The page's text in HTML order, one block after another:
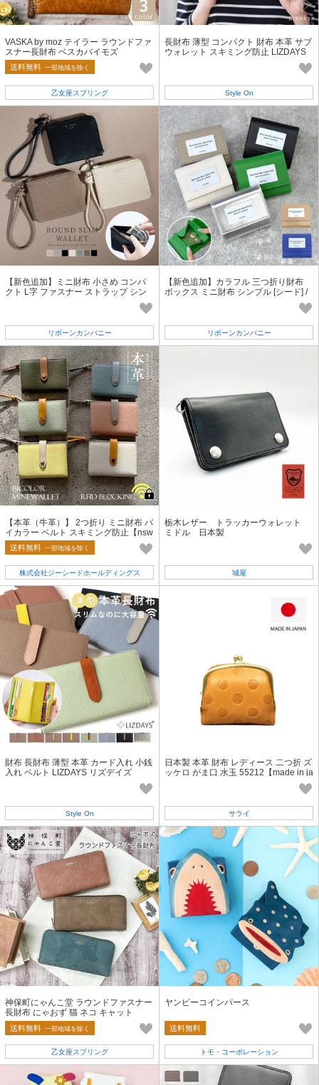
VASKA by moz テイラー ラウンドファ
スナー長財布 ベスカバイモズ
送料無料 一部地域を除く
乙女座スプリング
長財布 薄型 コンパクト 財布 本革 サブ
ウォレット スキミング防止 LIZDAYS
Style On
【新色追加】ミニ財布 小さめ コンパ
クト L字 ファスナー ストラップ シン
リボーンカンパニー
【新色追加】カラフル 三つ折り財布
ボックス ミニ財布 シンプル [シード] /
リボーンカンパニー
【本革（牛革）】 2つ折り ミニ財布 バ
イカラー ベルト スキミング防止【nsw
-30422n】
送料無料 一部地域を除く
株式会社ジーシードホールディングス
栃木レザー トラッカーウォレット
ミドル 日本製
城屋
財布 長財布 薄型 本革 カード入れ 小銭
入れ ベルト LIZDAYS リズデイズ
Style On
日本製 本革 財布 レディース 二つ折 ズ
ッケロ がま口 水玉 55212【made in ja
サライ
神保町にゃんこ堂 ラウンドファスナー
長財布 にゃおず 猫 ネコ キャット
送料無料 一部地域を除く
乙女座スプリング
ヤンピーコインパース
送料無料
トモ・コーポレーション